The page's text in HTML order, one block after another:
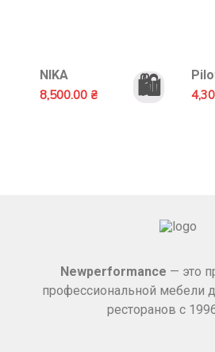
NIKA
8,500.00 ₴ 🛍️
Newperformance — это
профессиональной мебели
ресторанов с